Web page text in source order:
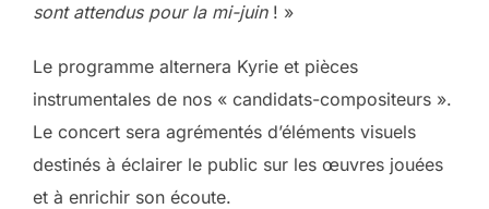
sont attendus pour la mi-juin! »
Le programme alternera Kyrie et pièces
instrumentales de nos « candidats-compositeurs ».
Le concert sera agrémentés d’éléments visuels
destinés à éclairer le public sur les œuvres jouées
et à enrichir son écoute.